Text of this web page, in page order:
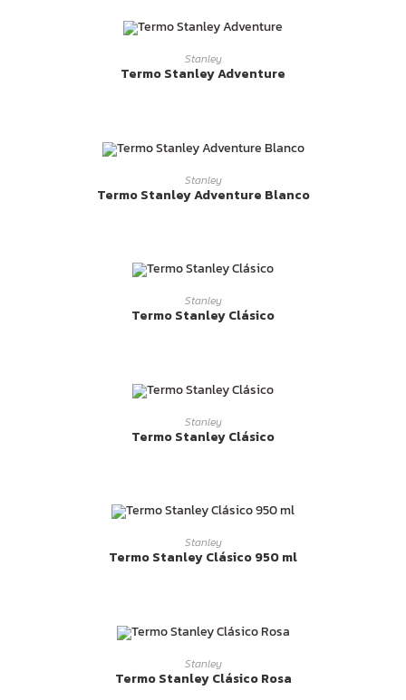
LEER MÁS
Stanley
Termo Stanley Adventure
LEER MÁS
Stanley
Termo Stanley Adventure Blanco
LEER MÁS
Stanley
Termo Stanley Clásico
LEER MÁS
Stanley
Termo Stanley Clásico
LEER MÁS
Stanley
Termo Stanley Clásico 950 ml
LEER MÁS
Stanley
Termo Stanley Clásico Rosa